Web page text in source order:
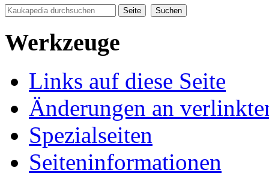
Werkzeuge
Links auf diese Seite
Änderungen an
Spezialseiten
Seiten­informationen